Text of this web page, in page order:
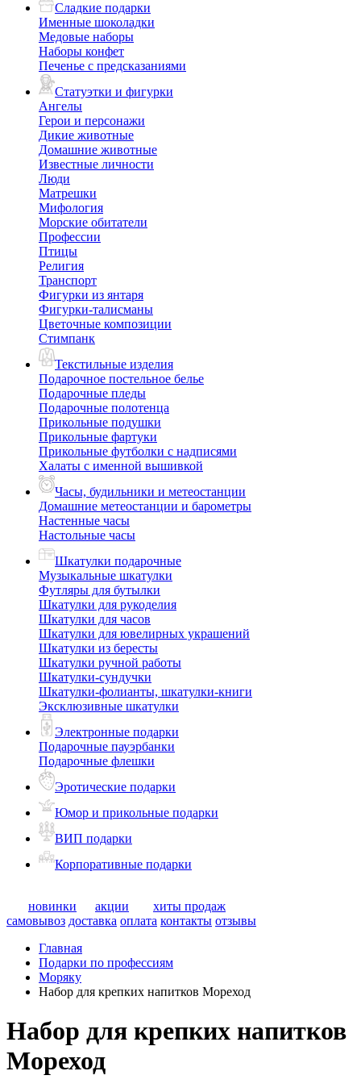
Сладкие подарки
Именные шоколадки
Медовые наборы
Наборы конфет
Печенье с предсказаниями
Статуэтки и фигурки
Ангелы
Герои и персонажи
Дикие животные
Домашние животные
Известные личности
Люди
Матрешки
Мифология
Морские обитатели
Профессии
Птицы
Религия
Транспорт
Фигурки из янтаря
Фигурки-талисманы
Цветочные композиции
Стимпанк
Текстильные изделия
Подарочное постельное белье
Подарочные пледы
Подарочные полотенца
Прикольные подушки
Прикольные фартуки
Прикольные футболки с надписями
Халаты с именной вышивкой
Часы, будильники и метеостанции
Домашние метеостанции и барометры
Настенные часы
Настольные часы
Шкатулки подарочные
Музыкальные шкатулки
Футляры для бутылки
Шкатулки для рукоделия
Шкатулки для часов
Шкатулки для ювелирных украшений
Шкатулки из бересты
Шкатулки ручной работы
Шкатулки-сундучки
Шкатулки-фолианты, шкатулки-книги
Эксклюзивные шкатулки
Электронные подарки
Подарочные пауэрбанки
Подарочные флешки
Эротические подарки
Юмор и прикольные подарки
ВИП подарки
Корпоративные подарки
новинки акции
хиты продаж
самовывоз доставка оплата контакты отзывы
Главная
Подарки по профессиям
Моряку
Набор для крепких напитков Мореход
Набор для крепких напитков
Мореход